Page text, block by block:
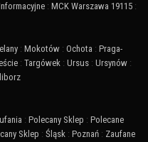
: MCK Warszawa 19115 :
: Mokotów : Ochota : Praga-
: Targówek : Ursus : Ursynów :
: Polecany Sklep : Polecane
Sklep : Śląsk : Poznań : Zaufane